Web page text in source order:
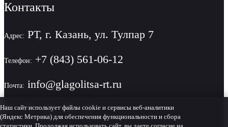
Контакты
Адрес: РТ, г. Казань, ул. Тулпар 7
Телефон: +7 (843) 561-06-12
Почта: info@glagolitsa-rt.ru
Наш сайт использует файлы cookie и сервисы веб-аналитики
(Яндекс Метрика) для обеспечения функциональности и сбора